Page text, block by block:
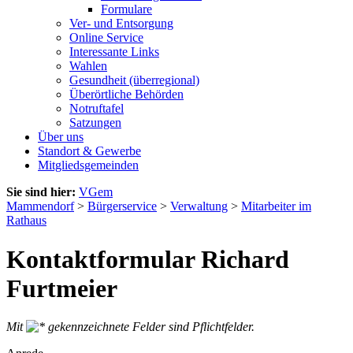
Formulare
Ver- und Entsorgung
Online Service
Interessante Links
Wahlen
Gesundheit (überregional)
Überörtliche Behörden
Notruftafel
Satzungen
Über uns
Standort & Gewerbe
Mitgliedsgemeinden
Sie sind hier: VGem
Mammendorf> Bürgerservice > Verwaltung > Mitarbeiter im
Rathaus
Kontaktformular Richard
Furtmeier
Mit
gekennzeichnete Felder sind Pflichtfelder.